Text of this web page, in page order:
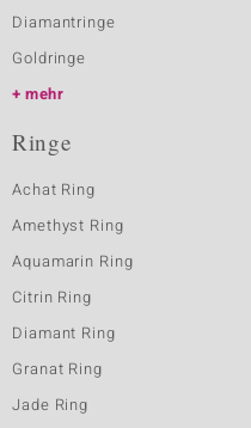
Diamantringe
Goldringe
mehr
Ringe
Achat Ring
Amethyst Ring
Aquamarin Ring
Citrin Ring
Diamant Ring
Granat Ring
Jade Ring